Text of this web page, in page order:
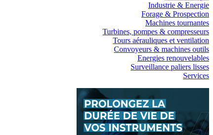
Industrie & Energie
Forage & Prospection
Machines tournantes
Turbines, pompes & compresseurs
Tours aérauliques et ventilation
Convoyeurs & machines outils
Energies renouvelables
Surveillance paliers lisses
Services